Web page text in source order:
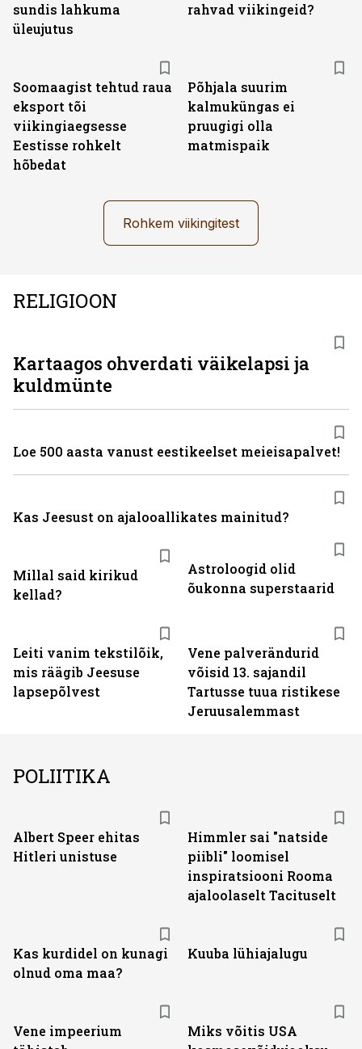
sundis lahkuma
üleujutus
rahvad viikingeid?
Soomaagist tehtud raua
eksport tõi
viikingiaegsesse
Eestisse rohkelt
hõbedat
Põhjala suurim
kalmuküngas ei
pruugigi olla
matmispaik
Rohkem viikingitest
RELIGIOON
Millal said kirikud
kellad?
Astroloogid olid
õukonna superstaarid
Leiti vanim tekstilõik,
mis räägib Jeesuse
lapsepõlvest
Vene palverändurid
võisid 13. sajandil
Tartusse tuua ristikese
Jeruusalemmast
Kartaagos ohverdati väikelapsi ja
kuldmünte
Loe 500 aasta vanust eestikeelset meieisapalvet!
Kas Jeesust on ajalooallikates mainitud?
POLIITIKA
Albert Speer ehitas
Hitleri unistuse
Himmler sai "natside
piibli" loomisel
inspiratsiooni Rooma
ajaloolaselt Tacituselt
Kas kurdidel on kunagi
olnud oma maa?
Kuuba lühiajalugu
Vene impeerium
Miks võitis USA